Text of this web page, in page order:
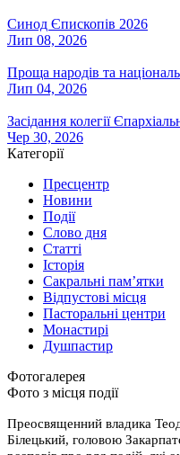
Синод Єпископів 2026
Лип 08, 2026
Проща народів та
Лип 04, 2026
Засідання колегії
Чер 30, 2026
Категорії
Пресцентр
Новини
Події
Слово дня
Статті
Історія
Сакральні пам’ятки
Відпустові місця
Пасторальні центри
Монастирі
Душпастир
Фотогалерея
Фото з місця події
Преосвященний владика
Білецький, головою